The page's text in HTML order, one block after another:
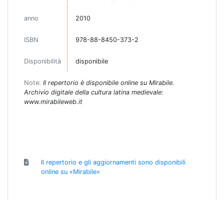
anno 2010
ISBN 978-88-8450-373-2
Disponibilità disponibile
Note: Il repertorio è disponibile online su Mirabile.
Archivio digitale della cultura latina medievale:
www.mirabileweb.it
Il repertorio e gli aggiornamenti sono disponibili
online su «Mirabile»